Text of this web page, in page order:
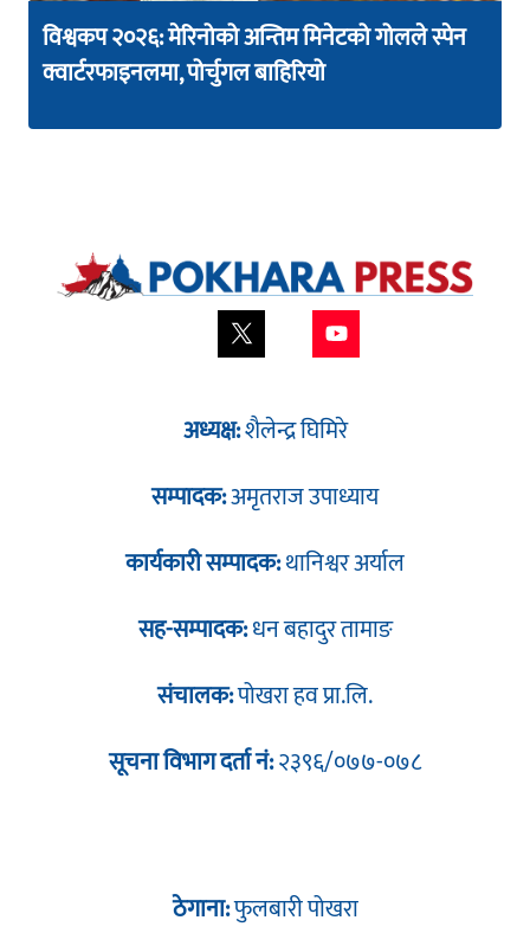
विश्वकप २०२६: मेरिनोको अन्तिम मिनेटको गोलले स्पेन
क्वार्टरफाइनलमा, पोर्चुगल बाहिरियो
अध्यक्ष:शैलेन्द्र घिमिरे
सम्पादक:अमृतराज उपाध्याय
कार्यकारी सम्पादक:थानिश्वर अर्याल
सह-सम्पादक:धन बहादुर तामाङ
संचालक:पोखरा हव प्रा.लि.
सूचना विभाग दर्ता नं:२३९६/०७७-०७८
ठेगाना:फुलबारी पोखरा